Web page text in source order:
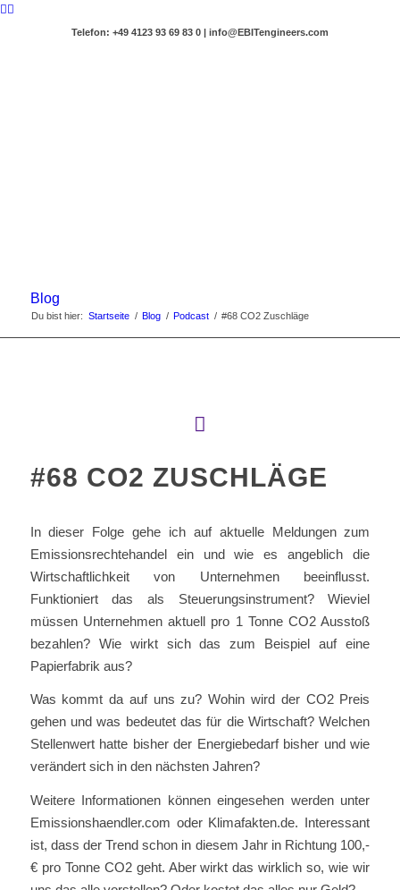
Telefon: +49 4123 93 69 83 0 | info@EBITengineers.com
Blog
Du bist hier: Startseite / Blog / Podcast / #68 CO2 Zuschläge
#68 CO2 ZUSCHLÄGE
In dieser Folge gehe ich auf aktuelle Meldungen zum
Emissionsrechtehandel ein und wie es angeblich die
Wirtschaftlichkeit von Unternehmen beeinflusst.
Funktioniert das als Steuerungsinstrument? Wieviel
müssen Unternehmen aktuell pro 1 Tonne CO2 Ausstoß
bezahlen? Wie wirkt sich das zum Beispiel auf eine
Papierfabrik aus?
Was kommt da auf uns zu? Wohin wird der CO2 Preis
gehen und was bedeutet das für die Wirtschaft? Welchen
Stellenwert hatte bisher der Energiebedarf bisher und wie
verändert sich in den nächsten Jahren?
Weitere Informationen können eingesehen werden unter
Emissionshaendler.com oder Klimafakten.de. Interessant
ist, dass der Trend schon in diesem Jahr in Richtung 100,-
€ pro Tonne CO2 geht. Aber wirkt das wirklich so, wie wir